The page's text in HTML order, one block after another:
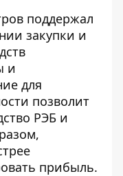
поддержал
закупки и
и
для
позволит
РЭБ и
прибыль.